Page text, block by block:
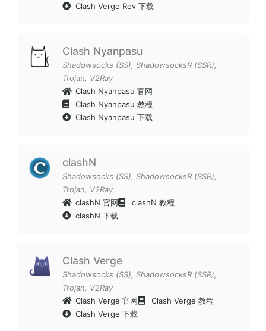
Clash Verge Rev 下载
Clash Nyanpasu
Shadowsocks (SS), ShadowsocksR (SSR),
Trojan, V2Ray
Clash Nyanpasu 官网
Clash Nyanpasu 教程
Clash Nyanpasu 下载
clashN
Shadowsocks (SS), ShadowsocksR (SSR),
Trojan, V2Ray
clashN 官网
clashN 教程
clashN 下载
Clash Verge
Shadowsocks (SS), ShadowsocksR (SSR),
Trojan, V2Ray
Clash Verge 官网
Clash Verge 教程
Clash Verge 下载